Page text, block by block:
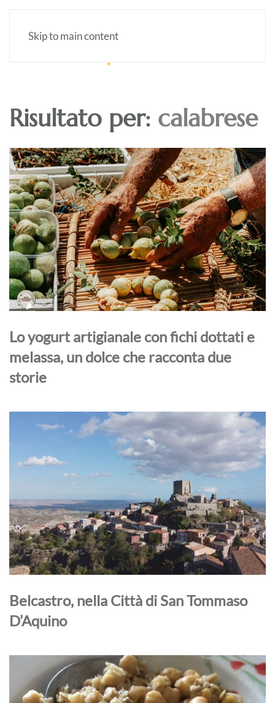
Skip to main content
Risultato per: calabrese
Lo yogurt artigianale con fichi dottati e
melassa, un dolce che racconta due
storie
Belcastro, nella Città di San Tommaso
D’Aquino